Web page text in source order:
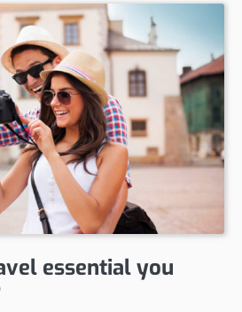
essential you